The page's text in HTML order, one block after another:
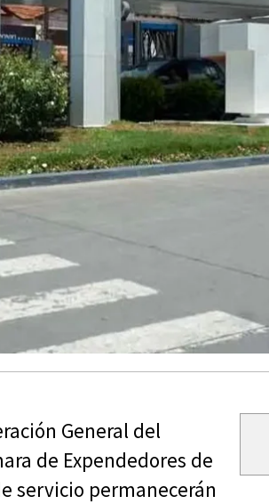
General del
de Expendedores de
servicio permanecerán